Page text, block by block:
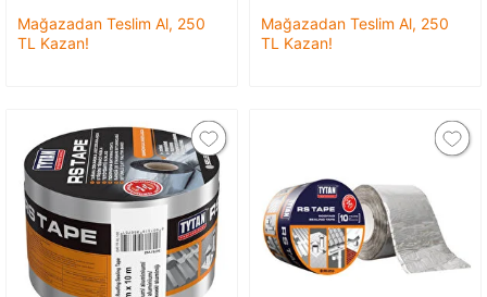
Mağazadan Teslim Al, 250
TL Kazan!
Mağazadan Teslim Al, 250
TL Kazan!